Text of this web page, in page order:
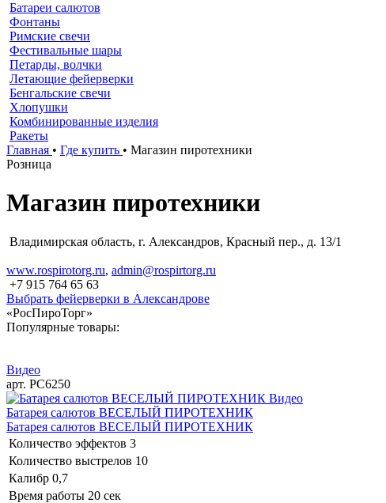
Батареи салютов
Фонтаны
Римские свечи
Фестивальные шары
Петарды, волчки
Летающие фейерверки
Бенгальские свечи
Хлопушки
Комбинированные изделия
Ракеты
Главная • Где купить • Магазин пиротехники
Розница
Магазин пиротехники
Владимирская область, г. Александров, Красный пер., д. 13/1
www.rospirotorg.ru, admin@rospirtorg.ru
+7 915 764 65 63
Выбрать фейерверки в Александрове
«РосПироТорг»
Популярные товары:
Видео
арт. РС6250
Видео
Батарея салютов ВЕСЕЛЫЙ ПИРОТЕХНИК
Батарея салютов ВЕСЕЛЫЙ ПИРОТЕХНИК
Количество эффектов 3
Количество выстрелов 10
Калибр 0,7
Время работы 20 сек